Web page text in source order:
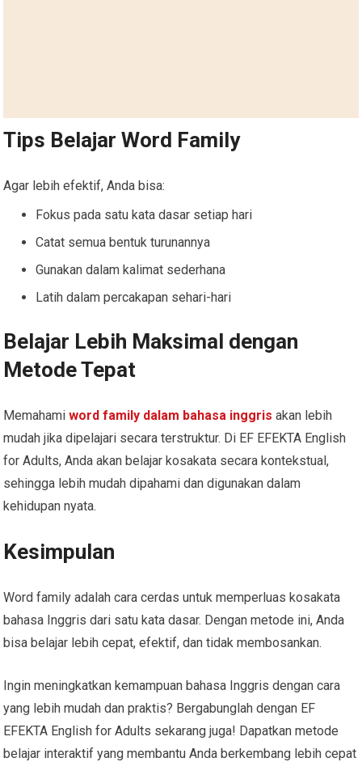
Tips Belajar Word Family
Agar lebih efektif, Anda bisa:
Fokus pada satu kata dasar setiap hari
Catat semua bentuk turunannya
Gunakan dalam kalimat sederhana
Latih dalam percakapan sehari-hari
Belajar Lebih Maksimal dengan
Metode Tepat
Memahamiword family dalam bahasa inggris akan lebih
mudah jika dipelajari secara terstruktur. Di EF EFEKTA English
for Adults, Anda akan belajar kosakata secara kontekstual,
sehingga lebih mudah dipahami dan digunakan dalam
kehidupan nyata.
Kesimpulan
Word family adalah cara cerdas untuk memperluas kosakata
bahasa Inggris dari satu kata dasar. Dengan metode ini, Anda
bisa belajar lebih cepat, efektif, dan tidak membosankan.
Ingin meningkatkan kemampuan bahasa Inggris dengan cara
yang lebih mudah dan praktis? Bergabunglah dengan EF
EFEKTA English for Adults sekarang juga! Dapatkan metode
belajar interaktif yang membantu Anda berkembang lebih cepat